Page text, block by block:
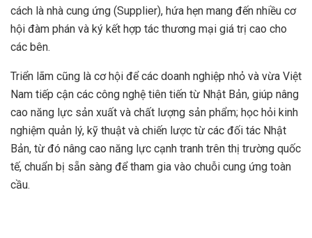
cách là nhà cung ứng (Supplier), hứa hẹn mang đến nhiều cơ
hội đàm phán và ký kết hợp tác thương mại giá trị cao cho
các bên.
Triển lãm cũng là cơ hội để các doanh nghiệp nhỏ và vừa Việt
Nam tiếp cận các công nghệ tiên tiến từ Nhật Bản, giúp nâng
cao năng lực sản xuất và chất lượng sản phẩm; học hỏi kinh
nghiệm quản lý, kỹ thuật và chiến lược từ các đối tác Nhật
Bản, từ đó nâng cao năng lực cạnh tranh trên thị trường quốc
tế, chuẩn bị sẵn sàng để tham gia vào chuỗi cung ứng toàn
cầu.